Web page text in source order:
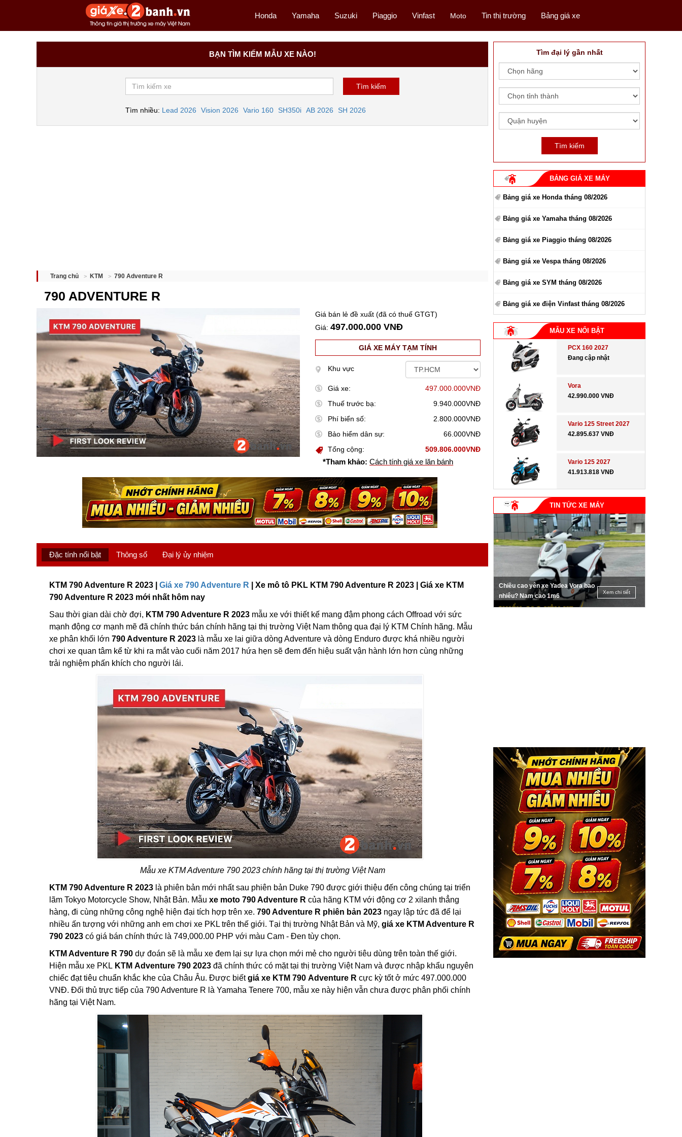
Honda Yamaha Suzuki Piaggio Vinfast Moto Tin thị trường Bảng giá xe
BẠN TÌM KIẾM MẪU XE NÀO!
Tìm nhiều: Lead 2026 Vision 2026 Vario 160 SH350i AB 2026 SH 2026
Trang chủ KTM 790 Adventure R
790 ADVENTURE R
Giá bán lẻ đề xuất (đã có thuế GTGT)
Giá:497.000.000 VNĐ
GIÁ XE MÁY TẠM TÍNH
Khu vực
Giá xe:
497.000.000VNĐ
Thuế trước bạ:
9.940.000VNĐ
Phí biển số:
2.800.000VNĐ
Bảo hiểm dân sự:
66.000VNĐ
Tổng cộng:
509.806.000VNĐ
*Tham khảo: Cách tính giá xe lăn bánh
Đặc tính nổi bật Thông số Đại lý ủy nhiệm
KTM 790 Adventure R 2023 | Giá xe 790 Adventure R | Xe mô tô PKL KTM 790 Adventure R 2023 | Giá xe KTM
790 Adventure R 2023 mới nhất hôm nay
Sau thời gian dài chờ đợi, KTM 790 Adventure R 2023 mẫu xe với thiết kế mang đậm phong cách Offroad với sức
mạnh động cơ mạnh mẽ đã chính thức bán chính hãng tại thị trường Việt Nam thông qua đại lý KTM Chính hãng. Mẫu
xe phân khối lớn 790 Adventure R 2023 là mẫu xe lai giữa dòng Adventure và dòng Enduro được khá nhiều người
chơi xe quan tâm kể từ khi ra mắt vào cuối năm 2017 hứa hẹn sẽ đem đến hiệu suất vận hành lớn hơn cùng những
trải nghiệm phấn khích cho người lái.
Mẫu xe KTM Adventure 790 2023 chính hãng tại thị trường Việt Nam
KTM 790 Adventure R 2023 là phiên bản mới nhất sau phiên bản Duke 790 được giới thiệu đến công chúng tại triển
lãm Tokyo Motorcycle Show, Nhật Bản. Mẫu xe moto 790 Adventure R của hãng KTM với động cơ 2 xilanh thẳng
hàng, đi cùng những công nghệ hiện đại tích hợp trên xe. 790 Adventure R phiên bản 2023 ngay lập tức đã để lại
nhiều ấn tượng với những anh em chơi xe PKL trên thế giới. Tại thị trường Nhật Bản và Mỹ, giá xe KTM Adventure R
790 2023 có giá bán chính thức là 749,000.00 PHP với màu Cam - Đen tùy chọn.
KTM Adventure R 790 dự đoán sẽ là mẫu xe đem lại sự lựa chọn mới mẻ cho người tiêu dùng trên toàn thế giới.
Hiện mẫu xe PKL KTM Adventure 790 2023 đã chính thức có mặt tại thị trường Việt Nam và được nhập khẩu nguyên
chiếc đạt tiêu chuẩn khắc khe của Châu Âu. Được biếtgiá xe KTM 790 Adventure R cực kỳ tốt ở mức 497.000.000
VNĐ. Đối thủ trực tiếp của 790 Adventure R là Yamaha Tenere 700, mẫu xe này hiện vẫn chưa được phân phối chính
hãng tại Việt Nam.
Tìm đại lý gần nhất
BẢNG GIÁ XE MÁY
Bảng giá xe Honda tháng 08/2026
Bảng giá xe Yamaha tháng 08/2026
Bảng giá xe Piaggio tháng 08/2026
Bảng giá xe Vespa tháng 08/2026
Bảng giá xe SYM tháng 08/2026
Bảng giá xe điện Vinfast tháng 08/2026
MẪU XE NỔI BẬT
PCX 160 2027
Đang cập nhật
Vora
42.990.000 VNĐ
Vario 125 Street 2027
42.895.637 VNĐ
Vario 125 2027
41.913.818 VNĐ
TIN TỨC XE MÁY
Chiều cao yên xe Yadea Vora bao
nhiêu? Nam cao 1m6
Xem chi tiết